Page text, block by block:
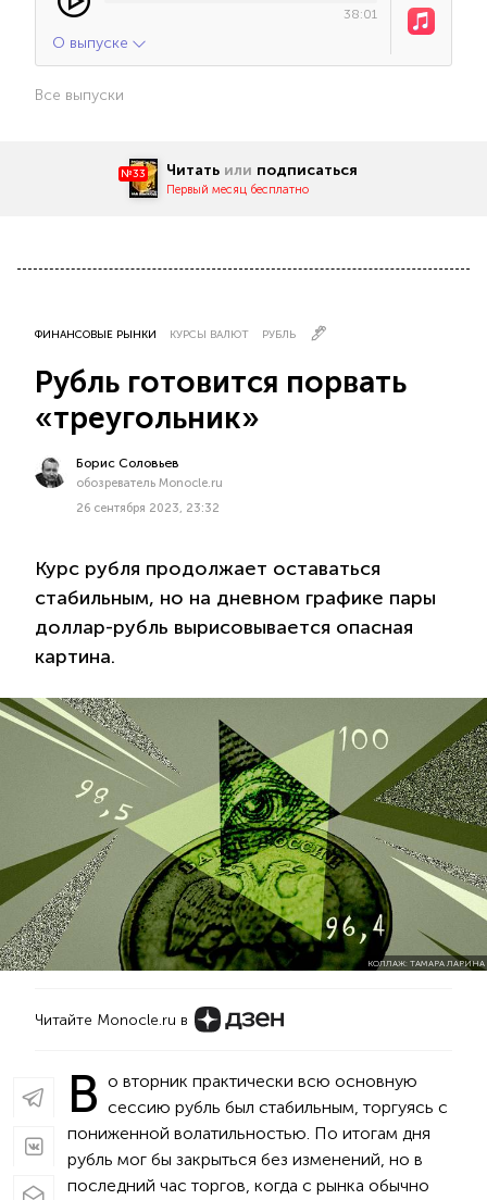
38:01
О выпуске
Все выпуски
№33 Читать или подписаться
Первый месяц бесплатно
ФИНАНСОВЫЕ РЫНКИ КУРСЫ ВАЛЮТ РУБЛЬ
Рубль готовится порвать
«треугольник»
Борис Соловьев
обозреватель Monocle.ru
26 сентября 2023, 23:32
Курс рубля продолжает оставаться
стабильным, но на дневном графике пары
доллар-рубль вырисовывается опасная
картина.
КОЛЛАЖ: ТАМАРА ЛАРИНА
Читайте Monocle.ru в
В о вторник практически всю основную
сессию рубль был стабильным, торгуясь с
пониженной волатильностью. По итогам дня
рубль мог бы закрыться без изменений, но в
последний час торгов, когда с рынка обычно